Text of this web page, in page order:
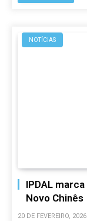
NOTÍCIAS
IPDAL
Novo Chinês
20 DE FEVEREIRO, 2026